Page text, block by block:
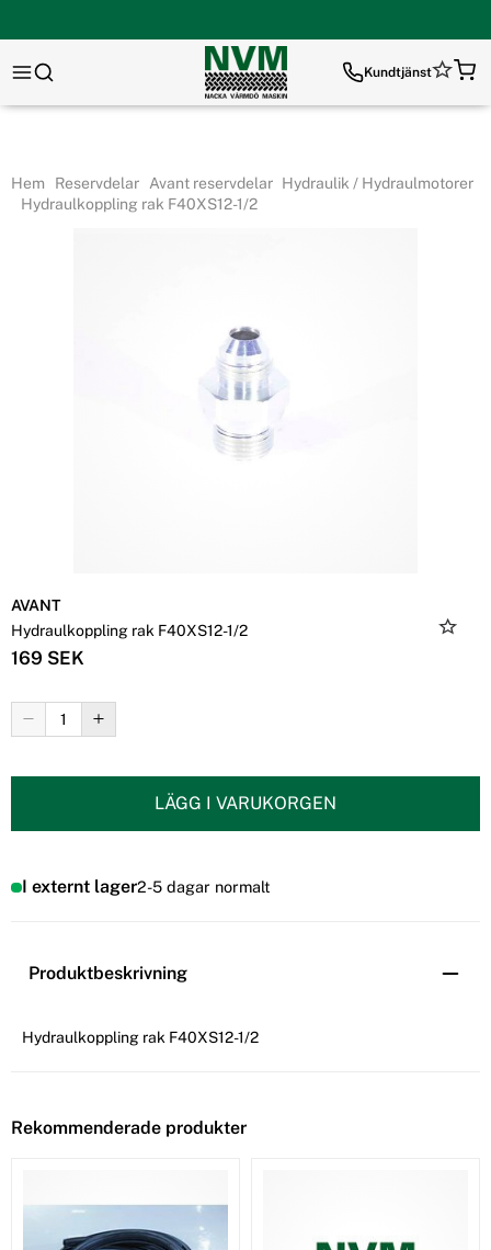
Kundtjänst
Hem Reservdelar Avant reservdelar Hydraulik / Hydraulmotorer
Hydraulkoppling rak F40XS12-1/2
AVANT
Hydraulkoppling rak F40XS12-1/2
169 SEK
LÄGG I VARUKORGEN
I externt lager2-5 dagar normalt
Produktbeskrivning
Hydraulkoppling rak F40XS12-1/2
Rekommenderade produkter